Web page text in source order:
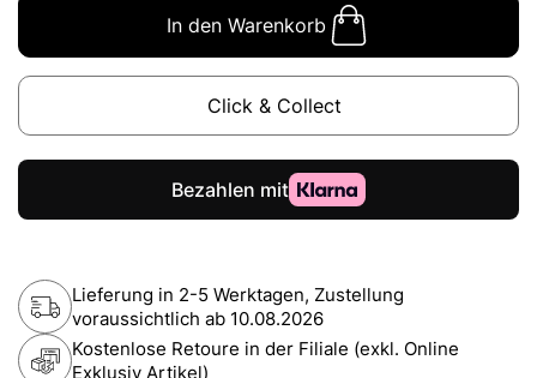
In den Warenkorb
Click & Collect
Lieferung in 2-5 Werktagen, Zustellung
voraussichtlich ab 10.08.2026
Kostenlose Retoure in der Filiale (exkl. Online
Exklusiv Artikel)